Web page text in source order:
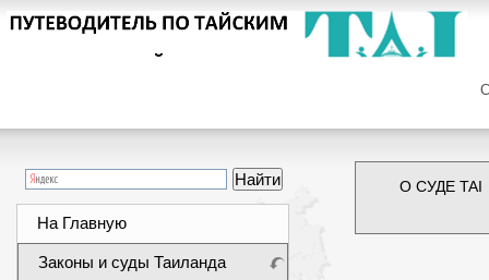
На Главную
Законы и суды Таиланда
О СУДЕ TAI